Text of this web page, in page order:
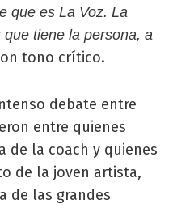
que es La Voz. La
tiene la persona, a
tono crítico.
debate entre
entre quienes
de la coach y quienes
de la joven artista,
de las grandes